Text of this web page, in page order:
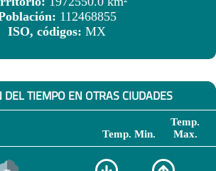
112468855
ISO, códigos: MX
DEL TIEMPO EN OTRAS CIUDADES
Temp. Min.
Temp.
Max.